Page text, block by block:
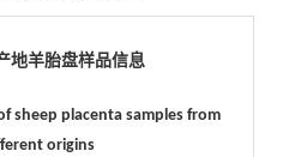
地羊胎盘样品信息
sheep placenta samples from
origins